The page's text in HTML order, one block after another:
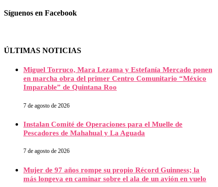
Síguenos en Facebook
ÚLTIMAS NOTICIAS
Miguel Torruco, Mara Lezama y Estefanía Mercado ponen
en marcha obra del primer Centro Comunitario “México
Imparable” de Quintana Roo
7 de agosto de 2026
Instalan Comité de Operaciones para el Muelle de
Pescadores de Mahahual y La Aguada
7 de agosto de 2026
Mujer de 97 años rompe su propio Récord Guinness; la
más longeva en caminar sobre el ala de un avión en vuelo